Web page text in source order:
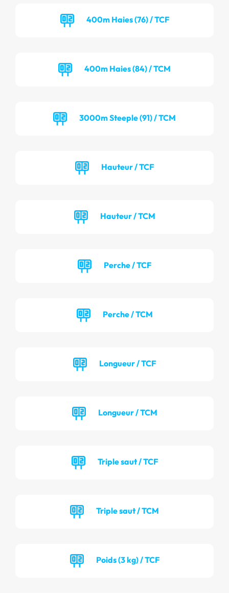
400m Haies (76) / TCF
400m Haies (84) / TCM
3000m Steeple (91) / TCM
Hauteur / TCF
Hauteur / TCM
Perche / TCF
Perche / TCM
Longueur / TCF
Longueur / TCM
Triple saut / TCF
Triple saut / TCM
Poids (3 kg) / TCF